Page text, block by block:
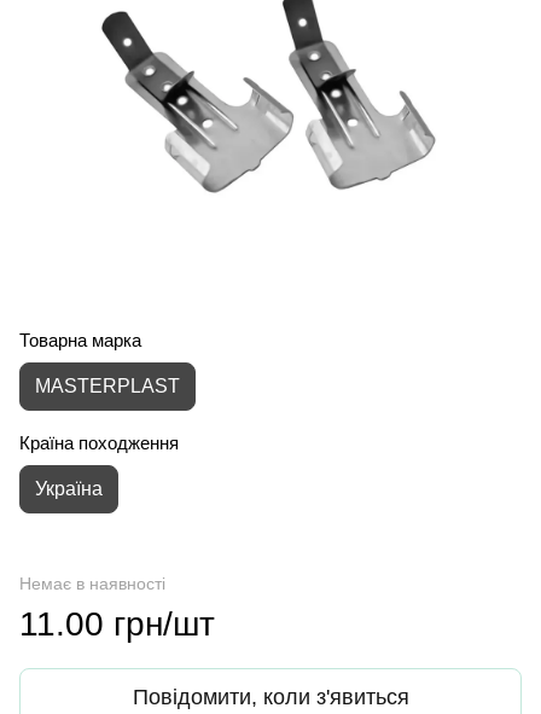
Товарна марка
MASTERPLAST
Країна походження
Україна
Немає в наявності
11.00 грн/шт
Повідомити, коли з'явиться